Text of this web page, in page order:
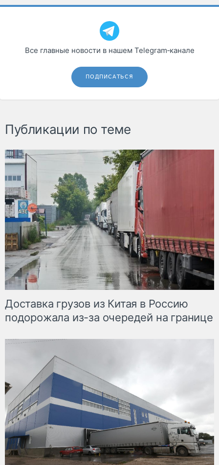
Все главные новости в нашем Telegram‑канале
ПОДПИСАТЬСЯ
Публикации по теме
Доставка грузов из Китая в Россию
подорожала из-за очередей на границе